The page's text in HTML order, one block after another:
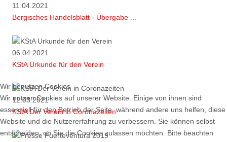
11.04.2021
Bergisches Handelsblatt - Übergabe ...
06.04.2021
KStA Urkunde für den Verein
12.03.2021
KStA Der Verein in Coronazeiten
Wir benutzen Cookies
Wir nutzen Cookies auf unserer Website. Einige von ihnen sind
essenziell für den Betrieb der Seite, während andere uns helfen, diese
Website und die Nutzererfahrung zu verbessern. Sie können selbst
entscheiden, ob Sie die Cookies zulassen möchten. Bitte beachten